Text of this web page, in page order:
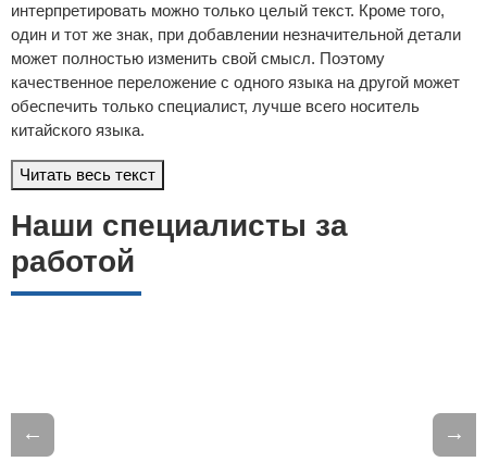
интерпретировать можно только целый текст. Кроме того,
один и тот же знак, при добавлении незначительной детали
может полностью изменить свой смысл. Поэтому
качественное переложение с одного языка на другой может
обеспечить только специалист, лучше всего носитель
китайского языка.
Читать весь текст
Наши специалисты за
работой